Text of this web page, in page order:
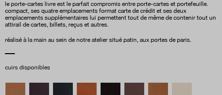
le porte-cartes livre est le parfait compromis entre porte-cartes et portefeuille.
compact, ses quatre emplacements format carte de crédit et ses deux
emplacements supplémentaires lui permettent tout de même de contenir tout un
attirail de cartes, billets, reçus et autres.
réalisé à la main au sein de notre atelier situé patin, aux portes de paris.
cuirs disponibles